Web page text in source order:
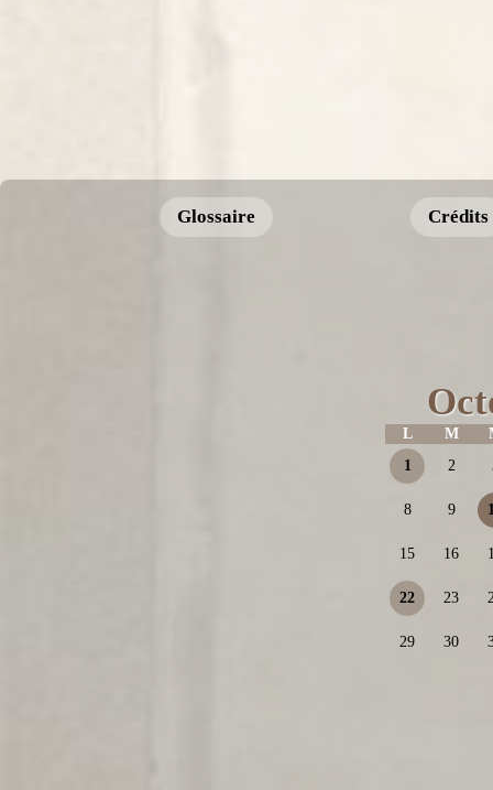
Glossaire Crédits
L M
1
2
8 9
15 16
22 23
29 30